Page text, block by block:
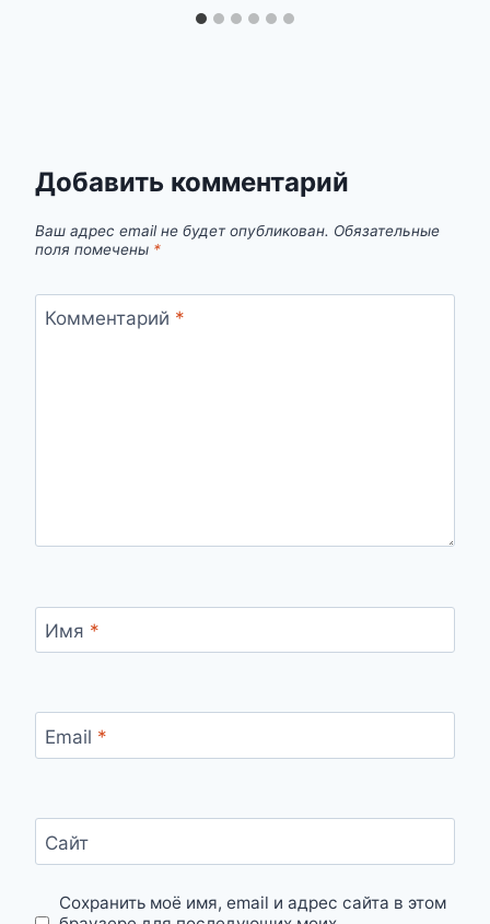
Добавить комментарий
Ваш адрес email не будет опубликован. Обязательные
поля помечены *
Комментарий *
Имя *
Email *
Сайт
Сохранить моё имя, email и адрес сайта в этом